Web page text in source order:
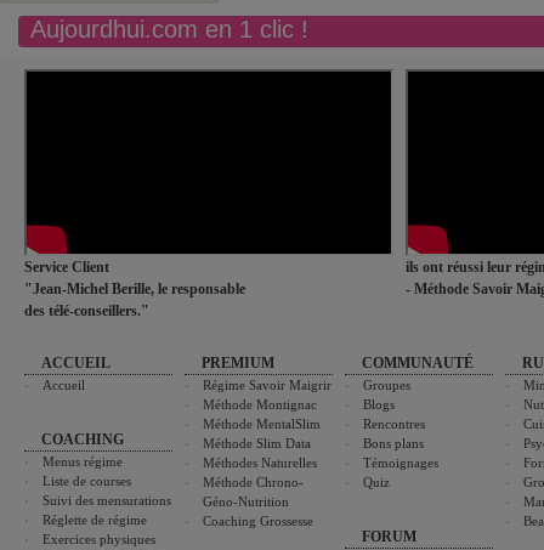
Aujourdhui.com en 1 clic !
Service Client
"Jean-Michel Berille, le responsable
des télé-conseillers."
ils ont réussi leur
- Méthode Savoir
ACCUEIL
Accueil
COACHING
Menus régime
Liste de courses
Suivi des mensurations
Réglette de régime
Exercices physiques
PREMIUM
Régime Savoir Maigrir
Méthode Montignac
Méthode MentalSlim
Méthode Slim Data
Méthodes Naturelles
Méthode Chrono-
Géno-Nutrition
Coaching Grossesse
COMMUNAUTÉ
Groupes
Blogs
Rencontres
Bons plans
Témoignages
Quiz
FORUM